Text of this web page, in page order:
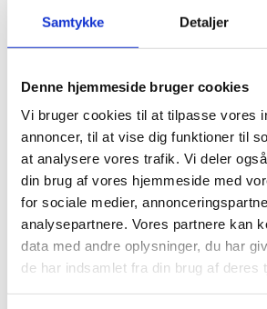
Samtykke Detaljer
Denne hjemmeside bruger cookies
Vi bruger cookies til at tilpasse vores
annoncer, til at vise dig funktioner til
at analysere vores trafik. Vi deler
din brug af vores hjemmeside med
for sociale medier,
analysepartnere. Vores partnere kan
data med andre oplysninger, du har
de har indsamlet fra din brug af deres
Renovering af bassinets klinker,
Winthers